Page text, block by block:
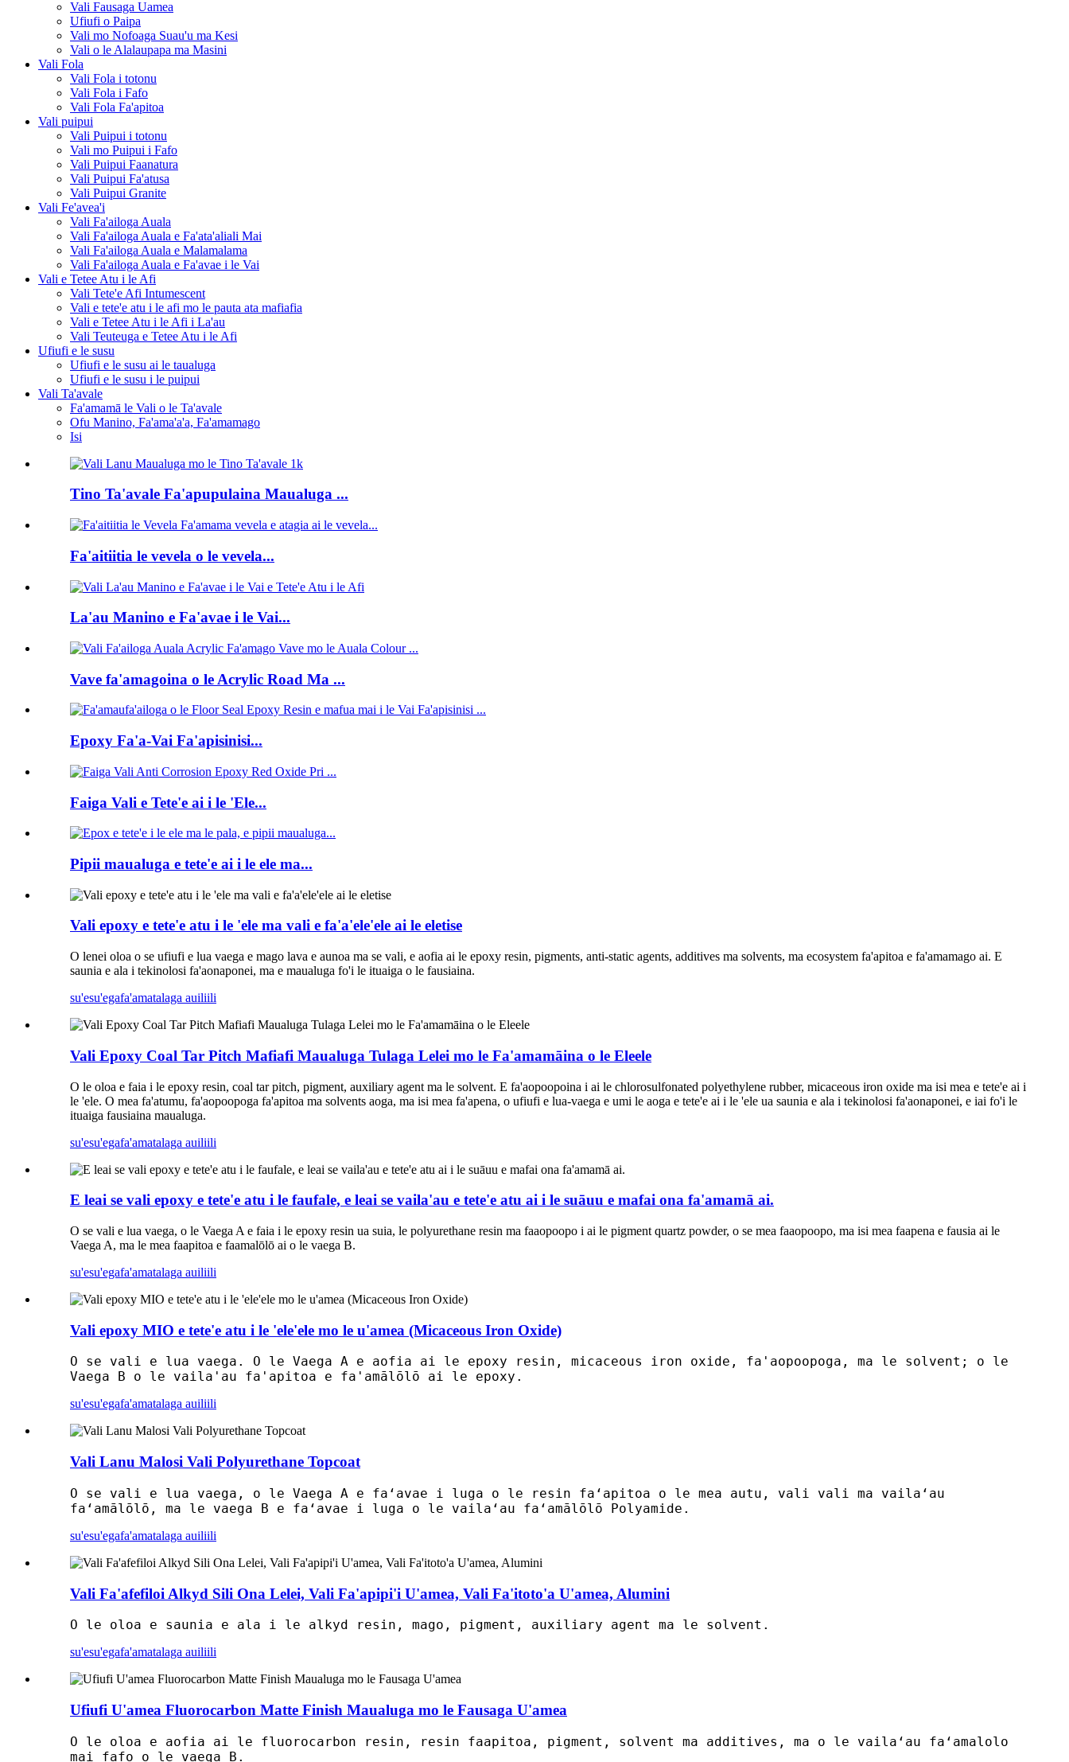
Vali Fausaga Uamea
Ufiufi o Paipa
Vali mo Nofoaga Suau'u ma Kesi
Vali o le Alalaupapa ma Masini
Vali Fola
Vali Fola i totonu
Vali Fola i Fafo
Vali Fola Fa'apitoa
Vali puipui
Vali Puipui i totonu
Vali mo Puipui i Fafo
Vali Puipui Faanatura
Vali Puipui Fa'atusa
Vali Puipui Granite
Vali Fe'avea'i
Vali Fa'ailoga Auala
Vali Fa'ailoga Auala e Fa'ata'aliali Mai
Vali Fa'ailoga Auala e Malamalama
Vali Fa'ailoga Auala e Fa'avae i le Vai
Vali e Tetee Atu i le Afi
Vali Tete'e Afi Intumescent
Vali e tete'e atu i le afi mo le pauta ata mafiafia
Vali e Tetee Atu i le Afi i La'au
Vali Teuteuga e Tetee Atu i le Afi
Ufiufi e le susu
Ufiufi e le susu ai le taualuga
Ufiufi e le susu i le puipui
Vali Ta'avale
Fa'amamā le Vali o le Ta'avale
Ofu Manino, Fa'ama'a'a, Fa'amamago
Isi
Tino Ta'avale Fa'apupulaina Maualuga ...
Fa'aitiitia le vevela o le vevela...
La'au Manino e Fa'avae i le Vai...
Vave fa'amagoina o le Acrylic Road Ma ...
Epoxy Fa'a-Vai Fa'apisinisi...
Faiga Vali e Tete'e ai i le 'Ele...
Pipii maualuga e tete'e ai i le ele ma...
Vali epoxy e tete'e atu i le 'ele ma vali e fa'a'ele'ele ai le eletise
O lenei oloa o se ufiufi e lua vaega e mago lava e aunoa ma se vali, e aofia ai le epoxy resin, pigments, anti-static agents, additives ma solvents, ma ecosystem fa'apitoa e fa'amamago ai. E
saunia e ala i tekinolosi fa'aonaponei, ma e maualuga fo'i le ituaiga o le fausiaina.
su'esu'egafa'amatalaga auiliili
Vali Epoxy Coal Tar Pitch Mafiafi Maualuga Tulaga Lelei mo le Fa'amamāina o le Eleele
O le oloa e faia i le epoxy resin, coal tar pitch, pigment, auxiliary agent ma le solvent. E fa'aopoopoina i ai le chlorosulfonated polyethylene rubber, micaceous iron oxide ma isi mea e tete'e ai i
le 'ele. O mea fa'atumu, fa'aopoopoga fa'apitoa ma solvents aoga, ma isi mea fa'apena, o ufiufi e lua-vaega e umi le aoga e tete'e ai i le 'ele ua saunia e ala i tekinolosi fa'aonaponei, e iai fo'i le
ituaiga fausiaina maualuga.
su'esu'egafa'amatalaga auiliili
E leai se vali epoxy e tete'e atu i le faufale, e leai se vaila'au e tete'e atu ai i le suāuu e mafai ona fa'amamā ai.
O se vali e lua vaega, o le Vaega A e faia i le epoxy resin ua suia, le polyurethane resin ma faaopoopo i ai le pigment quartz powder, o se mea faaopoopo, ma isi mea faapena e fausia ai le
Vaega A, ma le mea faapitoa e faamalōlō ai o le vaega B.
su'esu'egafa'amatalaga auiliili
Vali epoxy MIO e tete'e atu i le 'ele'ele mo le u'amea (Micaceous Iron Oxide)
O se vali e lua vaega. O le Vaega A e aofia ai le epoxy resin, micaceous iron oxide, fa'aopoopoga, ma le solvent; o le
Vaega B o le vaila'au fa'apitoa e fa'amālōlō ai le epoxy.
su'esu'egafa'amatalaga auiliili
Vali Lanu Malosi Vali Polyurethane Topcoat
O se vali e lua vaega, o le Vaega A e faʻavae i luga o le resin faʻapitoa o le mea autu, vali vali ma vailaʻau
faʻamālōlō, ma le vaega B e faʻavae i luga o le vailaʻau faʻamālōlō Polyamide.
su'esu'egafa'amatalaga auiliili
Vali Fa'afefiloi Alkyd Sili Ona Lelei, Vali Fa'apipi'i U'amea, Vali Fa'itoto'a U'amea, Alumini
O le oloa e saunia e ala i le alkyd resin, mago, pigment, auxiliary agent ma le solvent.
su'esu'egafa'amatalaga auiliili
Ufiufi U'amea Fluorocarbon Matte Finish Maualuga mo le Fausaga U'amea
O le oloa e aofia ai le fluorocarbon resin, resin faapitoa, pigment, solvent ma additives, ma o le vailaʻau faʻamalolo
mai fafo o le vaega B.